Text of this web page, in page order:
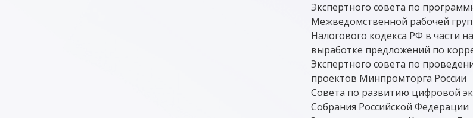
Экспертного совета по
Межведомственной рабочей
Налогового кодекса РФ в части
выработке предложений по
Экспертного совета по
проектов Минпромторга России
Совета по развитию цифровой
Собрания Российской Федерации